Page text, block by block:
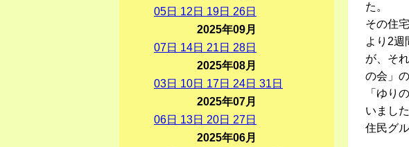
た。
その住
より2週
が、そ
の会」
「ゆり
いました
住民グ
05日 12 日 19日 26日
2025年09月
07日 14日 21 日 28日
2025年08月
03日 10日 17日 24日 31 日
2025年07月
06日 13日 20日 27日
2025年06月